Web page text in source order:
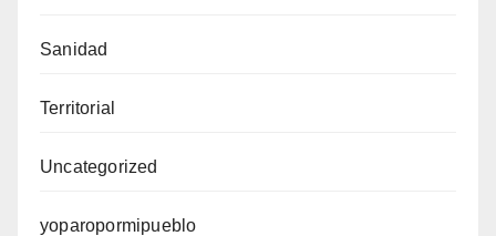
Sanidad
Territorial
Uncategorized
yoparopormipueblo